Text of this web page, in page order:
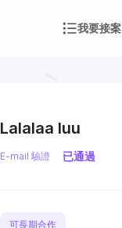
我要接案
Lalalaa luu
E-mail 驗證 已通過
可長期合作